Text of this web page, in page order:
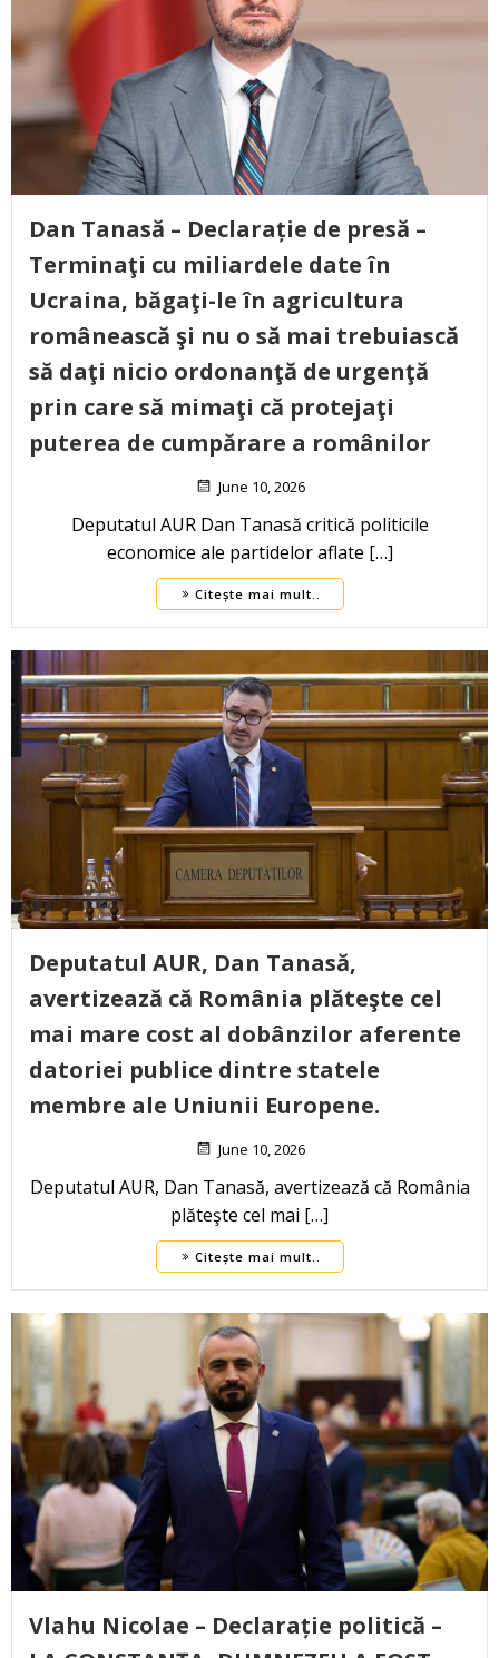
Dan Tanasă – Declarație de presă –
Terminaţi cu miliardele date în
Ucraina, băgaţi-le în agricultura
românească şi nu o să mai trebuiască
să daţi nicio ordonanţă de urgenţă
prin care să mimaţi că protejaţi
puterea de cumpărare a românilor
June 10, 2026
Deputatul AUR Dan Tanasă critică politicile
economice ale partidelor aflate […]
Citește mai mult..
Deputatul AUR, Dan Tanasă,
avertizează că România plăteşte cel
mai mare cost al dobânzilor aferente
datoriei publice dintre statele
membre ale Uniunii Europene.
June 10, 2026
Deputatul AUR, Dan Tanasă, avertizează că România
plăteşte cel mai […]
Citește mai mult..
Vlahu Nicolae – Declarație politică –